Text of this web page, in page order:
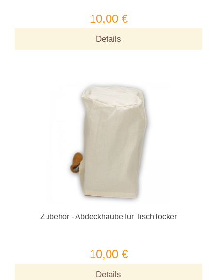
10,00 €
Details
Zubehör - Abdeckhaube für Tischflocker
10,00 €
Details